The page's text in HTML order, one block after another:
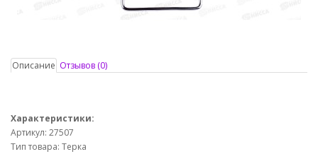
Описание Отзывов (0)
Характеристики:
Артикул: 27507
Тип товара: Терка